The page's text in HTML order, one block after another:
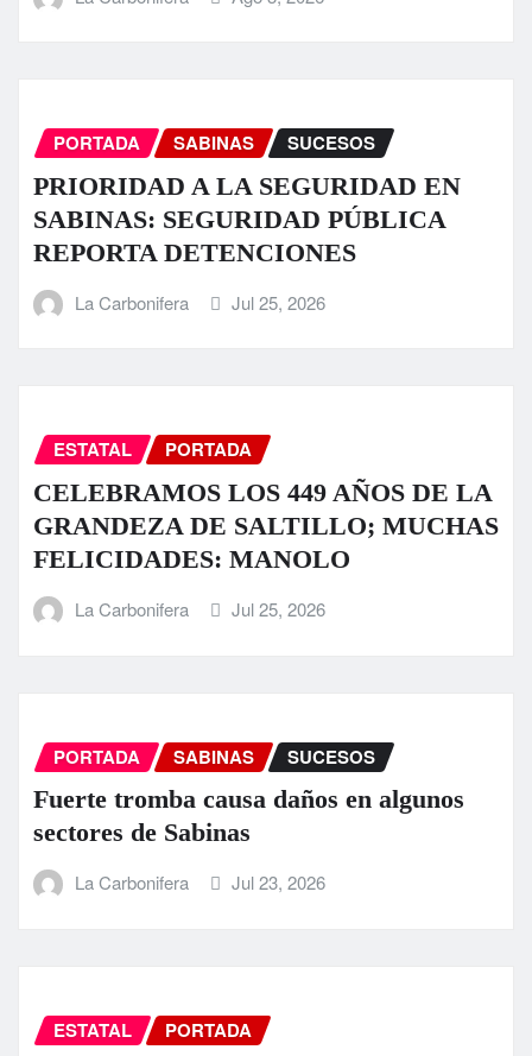
PORTADA SABINAS SUCESOS
PRIORIDAD A LA SEGURIDAD EN
SABINAS: SEGURIDAD PÚBLICA
REPORTA DETENCIONES
La Carbonifera Jul 25, 2026
ESTATAL PORTADA
CELEBRAMOS LOS 449 AÑOS DE LA
GRANDEZA DE SALTILLO; MUCHAS
FELICIDADES: MANOLO
La Carbonifera Jul 25, 2026
PORTADA SABINAS SUCESOS
Fuerte tromba causa daños en algunos
sectores de Sabinas
La Carbonifera Jul 23, 2026
ESTATAL PORTADA